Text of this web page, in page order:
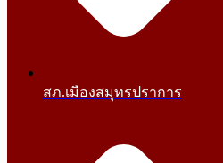
สภ.เมืองสมุทรปราการ